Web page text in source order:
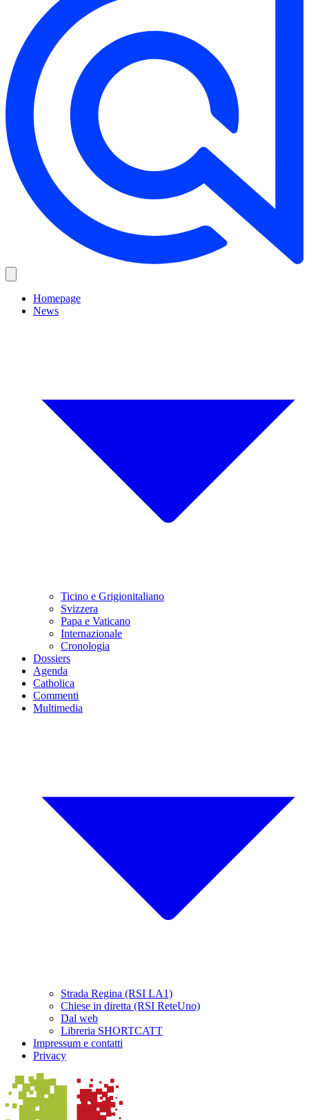
Homepage
News
Ticino e Grigionitaliano
Svizzera
Papa e Vaticano
Internazionale
Cronologia
Dossiers
Agenda
Catholica
Commenti
Multimedia
Strada Regina (RSI LA1)
Chiese in diretta (RSI ReteUno)
Dal web
Libreria SHORTCATT
Impressum e contatti
Privacy